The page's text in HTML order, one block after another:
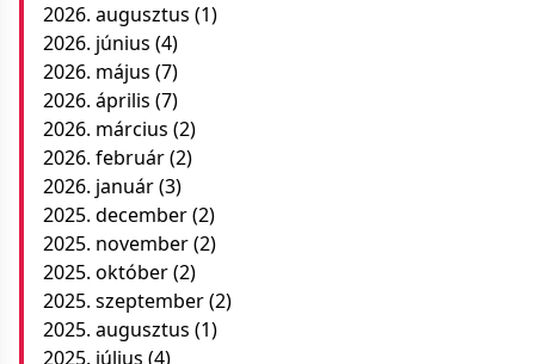
2026. augusztus (1)
2026. június (4)
2026. május (7)
2026. április (7)
2026. március (2)
2026. február(2)
2026. január(3)
2025. december(2)
2025. november(2)
2025. október(2)
2025. szeptember(2)
2025. augusztus (1)
2025. július (4)